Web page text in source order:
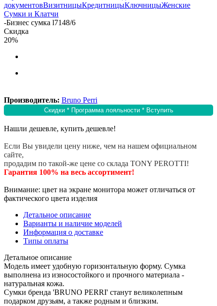
документовВизитницыКредитницыКлючницыЖенские
Сумки и Клатчи
-Бизнес сумка l7148/6
Скидка
20%
Производитель: Bruno Perri
Скидки * Программа лояльности * Вступить
Нашли дешевле, купить дешевле!
Если Вы увидели цену ниже, чем на нашем официальном
сайте,
продадим по такой-же цене со склада TONY PEROTTI!
Гарантия 100% на весь ассортимент!
Внимание: цвет на экране монитора может отличаться от
фактического цвета изделия
Детальное описание
Варианты и наличие моделей
Информация о доставке
Типы оплаты
Детальное описание
Модель имеет удобную горизонтальную форму. Сумка
выполнена из износостойкого и прочного материала -
натуральная кожа.
Сумки бренда 'BRUNO PERRI' станут великолепным
подарком друзьям, а также родным и близким.